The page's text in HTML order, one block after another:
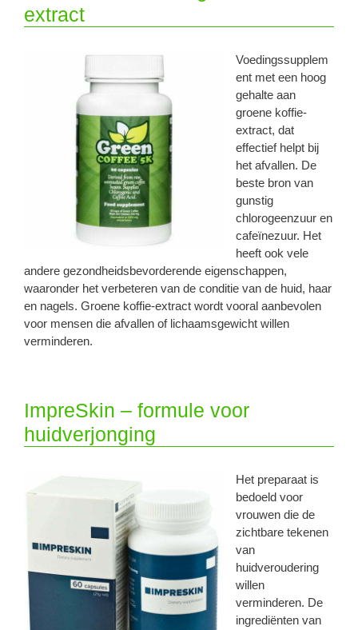
extract
Voedingssupplem
ent met een hoog
gehalte aan
groene koffie-
extract, dat
effectief helpt bij
het afvallen. De
beste bron van
gunstig
chlorogeenzuur en
cafeïnezuur. Het
heeft ook vele
andere gezondheidsbevorderende eigenschappen,
waaronder het verbeteren van de conditie van de huid, haar
en nagels. Groene koffie-extract wordt vooral aanbevolen
voor mensen die afvallen of lichaamsgewicht willen
verminderen.
ImpreSkin – formule voor
huidverjonging
Het preparaat is
bedoeld voor
vrouwen die de
zichtbare tekenen
van
huidveroudering
willen
verminderen. De
ingrediënten van